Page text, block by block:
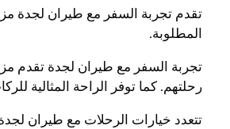
تقدم تجربة السفر مع طيران لجدة
المطلوبة.
تجربة السفر مع طيران لجدة تقدم
رحلتهم. كما توفر الراحة المثالية
تتعدد خيارات الرحلات مع طيران